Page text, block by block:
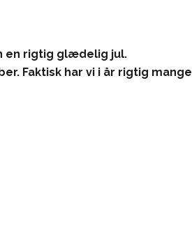
en rigtig glædelig jul.
Faktisk har vi i år rigtig mange